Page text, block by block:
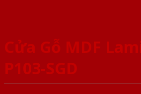
Cửa Gỗ MDF
P103-SGD